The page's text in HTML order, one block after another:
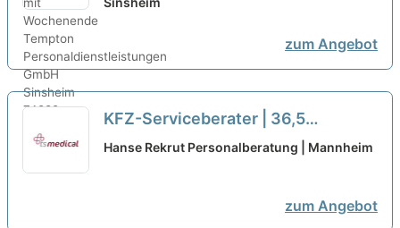
zum Angebot
KFZ-Serviceberater | 36,5
Std./Woche | 5.000 € mtl. Gehalt
Hanse Rekrut Personalberatung | Mannheim
zum Angebot